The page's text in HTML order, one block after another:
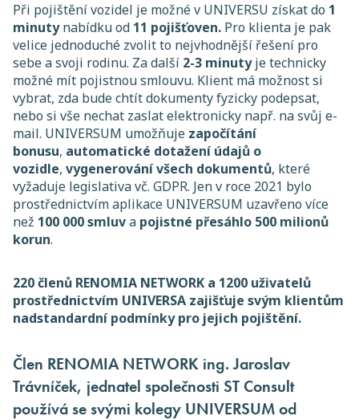
Při pojištění vozidel je možné v UNIVERSU získat do 1
minutynabídku od 11 pojišťoven. Pro klienta je pak
velice jednoduché zvolit to nejvhodnější řešení pro
sebe a svoji rodinu. Za další 2-3 minutyje technicky
možné mít pojistnou smlouvu. Klient má možnost si
vybrat, zda bude chtít dokumenty fyzicky podepsat,
nebo si vše nechat zaslat elektronicky např. na svůj e-
mail. UNIVERSUM umožňuje započítání
bonusu, automatické dotažení údajů o
vozidle, vygenerování všech dokumentů, které
vyžaduje legislativa vč. GDPR. Jen v roce 2021 bylo
prostřednictvím aplikace UNIVERSUM uzavřeno více
než 100 000 smluva pojistné přesáhlo 500 milionů
korun.
220 členů RENOMIA NETWORK a 1200 uživatelů
prostřednictvím UNIVERSA zajišťuje svým klientům
nadstandardní podmínky pro jejich pojištění.
Člen RENOMIA NETWORK ing. Jaroslav
Trávníček, jednatel společnosti ST Consult
používá se svými kolegy UNIVERSUM od